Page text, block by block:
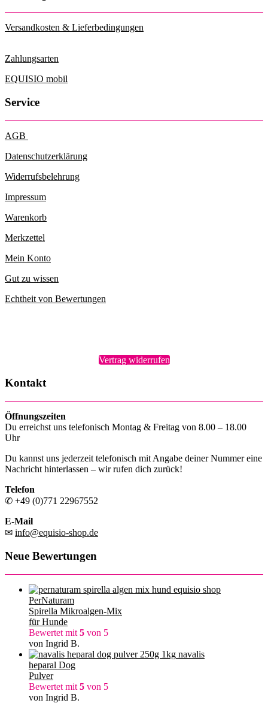
Versandkosten & Lieferbedingungen
Zahlungsarten
EQUISIO mobil
Service
AGB
Datenschutzerklärung
Widerrufsbelehrung
Impressum
Warenkorb
Merkzettel
Mein Konto
Gut zu wissen
Echtheit von Bewertungen
Vertrag widerrufen
Kontakt
Öffnungszeiten
Du erreichst uns telefonisch Montag & Freitag von 8.00 – 18.00
Uhr
Du kannst uns jederzeit telefonisch mit Angabe deiner Nummer eine
Nachricht hinterlassen – wir rufen dich zurück!
Telefon
✆ +49 (0)771 22967552
E-Mail
✉ info@equisio-shop.de
Neue Bewertungen
PerNaturam
Spirella Mikroalgen-Mix
für Hunde
Bewertet mit 5 von 5
von Ingrid B.
navalis
heparal Dog
Pulver
Bewertet mit 5 von 5
von Ingrid B.